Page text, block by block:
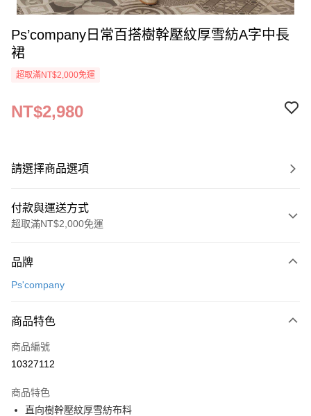
Ps’company日常百搭樹幹壓紋厚雪紡A字中長
裙
超取滿NT$2,000免運
NT$2,980
請選擇商品選項
付款與運送方式
超取滿NT$2,000免運
信用卡一次付款
LINE Pay
街口支付
全盈+PAY
品牌
Ps'company
商品特色
商品編號
10327112
商品特色
直向樹幹壓紋厚雪紡布料